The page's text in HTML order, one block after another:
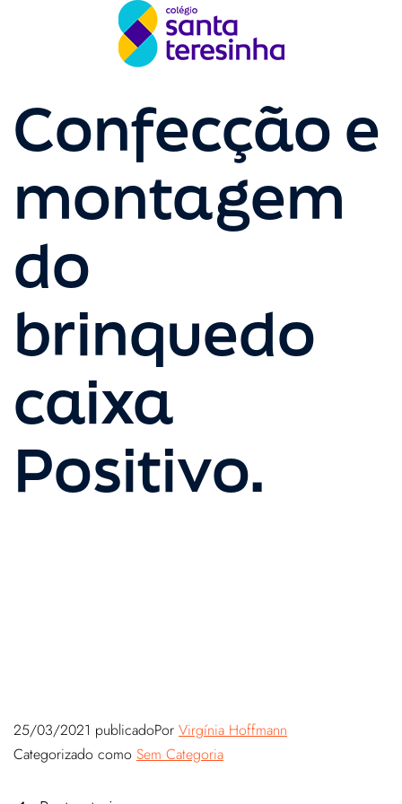
Confecção e
montagem
do
brinquedo
caixa
Positivo.
25/03/2021 publicadoPor Virgínia Hoffmann
Categorizado como Sem Categoria